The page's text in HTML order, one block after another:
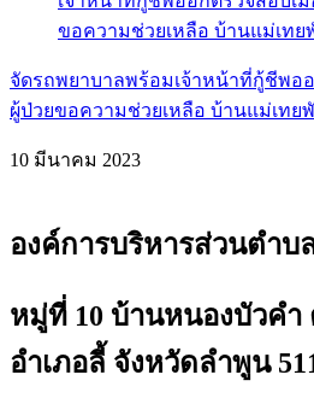
จัดรถพยาบาลพร้อมเจ้าหน้าที่กู้ชีพอ
ผู้ป่วยขอความช่วยเหลือ บ้านแม่เทย
10 มีนาคม 2023
องค์การบริหารส่วนตำบ
หมู่ที่ 10 บ้านหนองบัวค
อำเภอลี้ จังหวัดลำพูน